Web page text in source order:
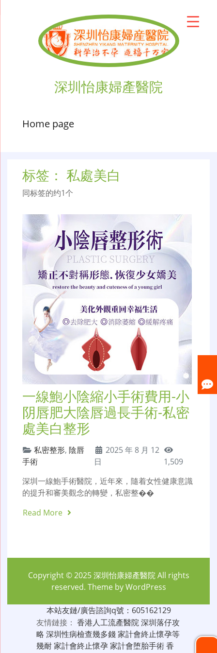
深圳怡康婦產醫院
Home page
标签： 私處美白
同标签的约1个
一線鮑小陰縮小手術費用-小
阴唇肥大陰唇過長手術-私密
處美白整形
私密整形, 陰唇
手術
2025 年 8 月 12
日
1,509
深圳一線鮑手術醫院，近年來，隨着女性健康意識
的提升和審美觀念的轉變，私密整��
Read More
Copyright © 2025深圳怡康婦產醫院All rights
reserved. Theme byWordPress
本站友鏈/廣告諮詢q號：605162129
友情鏈接： 香港人工流產醫院深圳落仔攻
略 深圳性病檢查幾多錢家計會終止懷孕等
幾耐家計會終止懷孕家計會堕胎手術香